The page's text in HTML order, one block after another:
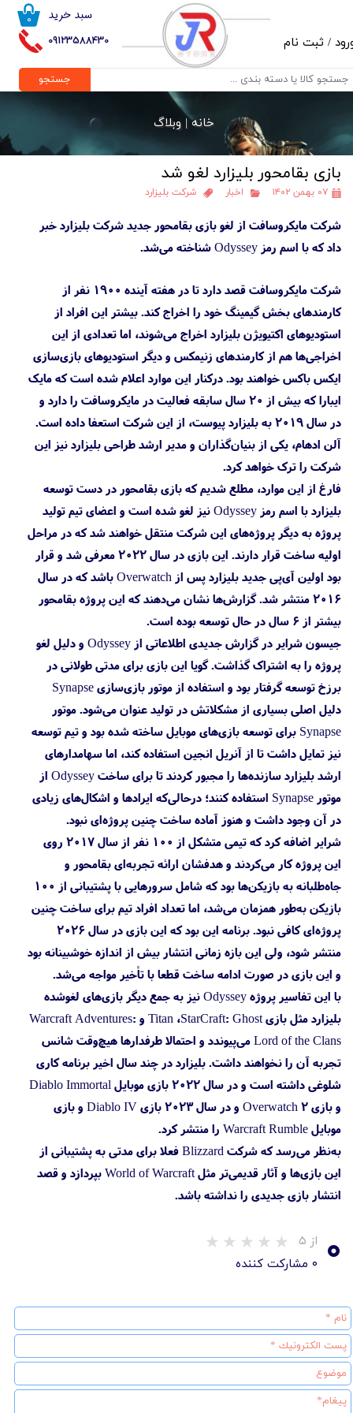
09123588430
۰ سبد خرید
/ ثبت نام
حساب کاربری من
تغییر گذر واژه
خروج از حساب کاربری
جستجو
خانه |وبلاگ
بازی بقامحور بلیزارد لغو شد
۰۷ بهمن ۱۴۰۲ اخبار شرکت بلیزارد
شرکت مایکروسافت از لغو بازی بقامحور جدید شرکت بلیزارد خبر
داد که با اسم رمز Odyssey شناخته می‌شد.
شرکت مایکروسافت قصد دارد تا در هفته آینده ۱۹۰۰ نفر از
کارمندهای بخش گیمینگ خود را اخراج کند. بیشتر این افراد از
استودیوهای اکتیویژن بلیزارد اخراج می‌شوند، اما تعدادی از این
اخراجی‌ها هم از کارمندهای زنیمکس و دیگر استودیوهای بازی‌سازی
ایکس باکس خواهند بود. درکنار این موارد اعلام شده است که مایک
ایبارا که بیش از ۲۰ سال سابقه فعالیت در مایکروسافت را دارد و
در سال ۲۰۱۹ به بلیزارد پیوست، از این شرکت استعفا داده است.
آلن ادهام، یکی از بنیان‌گذاران و مدیر ارشد طراحی بلیزارد نیز این
شرکت را ترک خواهد کرد.
فارغ از این موارد، مطلع شدیم که بازی بقامحور در دست توسعه
بلیزارد با اسم رمز Odyssey نیز لغو شده است و اعضای تیم تولید
پروژه به دیگر پروژه‌های این شرکت منتقل خواهند شد که در مراحل
اولیه ساخت قرار دارند. این بازی در سال ۲۰۲۲ معرفی شد و قرار
بود اولین آی‌پی جدید بلیزارد پس از Overwatch باشد که در سال
۲۰۱۶ منتشر شد. گزارش‌ها نشان می‌دهند که این پروژه بقامحور
بیشتر از ۶ سال در حال توسعه بوده است.
جیسون شرایر در گزارش جدیدی اطلاعاتی از Odyssey و دلیل لغو
پروژه را به اشتراک گذاشت. گویا این بازی برای مدتی طولانی در
برزخ توسعه گرفتار بود و استفاده از موتور بازی‌سازی Synapse
دلیل اصلی بسیاری از مشکلاتش در تولید عنوان می‌شود. موتور
Synapse برای توسعه بازی‌های موبایل ساخته شده بود و تیم توسعه
نیز تمایل داشت تا از آنریل انجین استفاده کند، اما سهامدارهای
ارشد بلیزارد سازنده‌ها را مجبور کردند تا برای ساخت Odyssey از
موتور Synapse استفاده کنند؛ درحالی‌که ایرادها و اشکال‌های زیادی
در آن وجود داشت و هنوز آماده ساخت چنین پروژه‌ای نبود.
شرایر اضافه کرد که تیمی متشکل از ۱۰۰ نفر از سال ۲۰۱۷ روی
این پروژه کار می‌کردند و هدفشان ارائه تجربه‌ای بقامحور و
جاه‌طلبانه به بازیکن‌ها بود که شامل سرورهایی با پشتیبانی از ۱۰۰
بازیکن به‌طور همزمان می‌شد، اما تعداد افراد تیم برای ساخت چنین
پروژه‌ای کافی نبود. برنامه این بود که این بازی در سال ۲۰۲۶
منتشر شود، ولی این بازه زمانی انتشار بیش از اندازه خوشبینانه بود
و این بازی در صورت ادامه ساخت قطعا با تأخیر مواجه می‌شد.
با این تفاسیر پروژه Odyssey نیز به جمع دیگر بازی‌های لغوشده
بلیزارد مثل بازی Titan ،StarCraft: Ghost و Warcraft Adventures:
Lord of the Clans می‌پیوندد و احتمالا طرفدارها هیچ‌وقت شانس
تجربه آن را نخواهند داشت. بلیزارد در چند سال اخیر برنامه کاری
شلوغی داشته است و در سال ۲۰۲۲ بازی موبایل Diablo Immortal
و بازی Overwatch 2 و در سال ۲۰۲۳ بازی Diablo IV و بازی
موبایل Warcraft Rumble را منتشر کرد.
به‌نظر می‌رسد که شرکت Blizzard فعلا برای مدتی به پشتیبانی از
این بازی‌ها و آثار قدیمی‌تر مثل World of Warcraft بپردازد و قصد
انتشار بازی جدیدی را نداشته باشد.
۰ از ۵
۰ مشارکت کننده